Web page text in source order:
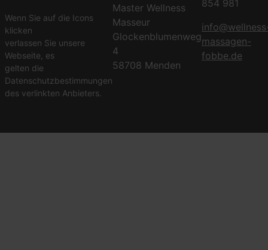
Wenn Sie auf die Icons
klicken
verlassen Sie unsere
Webseite, es
gelten die
Datenschutzbestimmungen
des verlinkten Anbieters.
Master Wellness
Masseur
Glockenblumenweg
4
58708 Menden
854 981
massagen-
fobbe.de